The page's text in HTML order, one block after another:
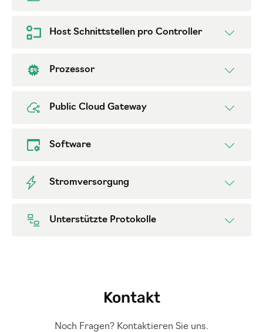
Host Schnittstellen pro Controller
Prozessor
Public Cloud Gateway
Software
Stromversorgung
Unterstützte Protokolle
Kontakt
Noch Fragen? Kontaktieren Sie uns.